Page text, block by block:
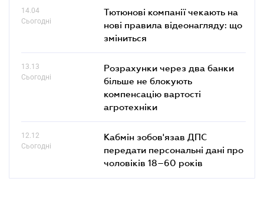
14.04
Сьогодні
Тютюнові компанії чекають на
нові правила відеонагляду: що
зміниться
13.13
Сьогодні
Розрахунки через два банки
більше не блокують
компенсацію вартості
агротехніки
12.12
Сьогодні
Кабмін зобов'язав ДПС
передати персональні дані про
чоловіків 18–60 років